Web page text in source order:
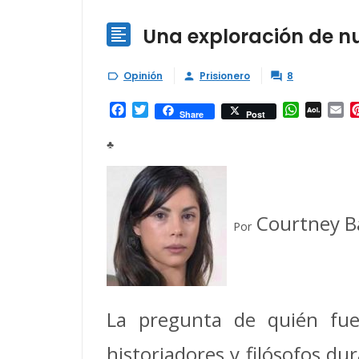
 Una exploración de
 Opinión  Prisionero  8
Facebook
TwitterShare Post
AOL
♣
Por Courtney
La pregunta de quién